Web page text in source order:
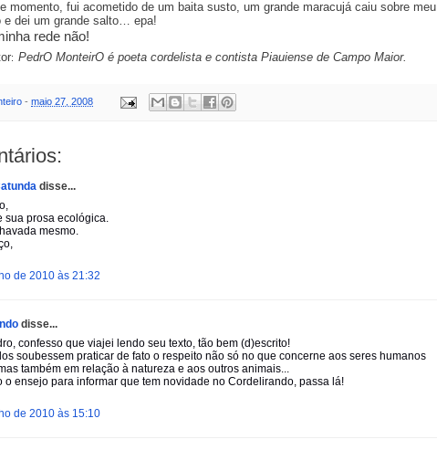
momento, fui acometido de um baita susto, um grande maracujá caiu sobre meu
e dei um grande salto… epa!
rede não!
: PedrO MonteirO é poeta cordelista e contista Piauiense de Campo Maior.
- maio 27, 2008
disse...
sua prosa ecológica.
mesmo.
de 2010 às 21:32
disse...
confesso que viajei lendo seu texto, tão bem (d)escrito!
soubessem praticar de fato o respeito não só no que concerne aos seres humanos
também em relação à natureza e aos outros animais...
o ensejo para informar que tem novidade no Cordelirando, passa lá!
de 2010 às 15:10